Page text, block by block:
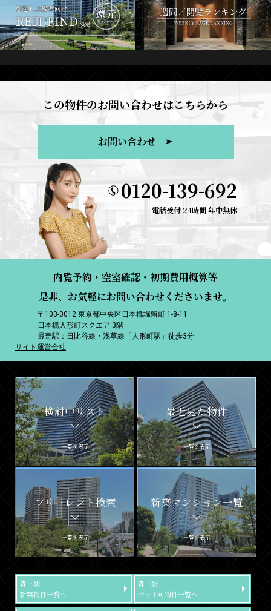
この物件のお問い合わせはこちらから
お問い合わせ
0120-139-692
電話受付 24時間 年中無休
内覧予約・空室確認・初期費用概算等
是非、お気軽にお問い合わせくださいませ。
〒103-0012 東京都中央区日本橋堀留町 1-8-11
日本橋人形町スクエア 3階
最寄駅：日比谷線・浅草線「人形町駅」徒歩3分
サイト運営会社
検討中リスト
一覧を表示
最近見た物件
一覧を表示
フリーレント検索
一覧を表示
新築マンション一覧
一覧を表示
森下駅
新築物件一覧へ
森下駅
ペット可物件一覧へ